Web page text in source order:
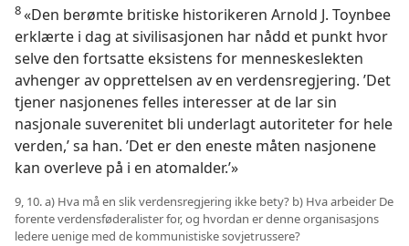
8«Den berømte britiske historikeren Arnold J. Toynbee
erklærte i dag at sivilisasjonen har nådd et punkt hvor
selve den fortsatte eksistens for menneskeslekten
avhenger av opprettelsen av en verdensregjering. ’Det
tjener nasjonenes felles interesser at de lar sin
nasjonale suverenitet bli underlagt autoriteter for hele
verden,’ sa han. ’Det er den eneste måten nasjonene
kan overleve på i en atomalder.’»
9, 10. a) Hva må en slik verdensregjering ikke bety? b) Hva arbeider De
forente verdensføderalister for, og hvordan er denne organisasjons
ledere uenige med de kommunistiske sovjetrussere?